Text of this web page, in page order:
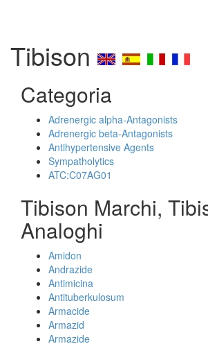
Tibison
Categoria
Adrenergic alpha-Antagonists
Adrenergic beta-Antagonists
Antihypertensive Agents
Sympatholytics
ATC:C07AG01
Tibison Marchi,
Analoghi
Amidon
Andrazide
Antimicina
Antituberkulosum
Armacide
Armazid
Armazide